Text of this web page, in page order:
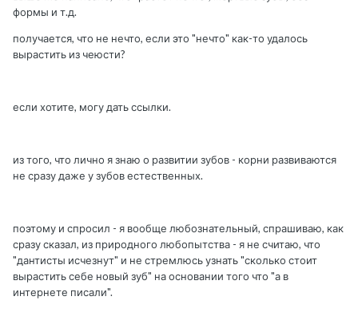
формы и т.д.
получается, что не нечто, если это "нечто" как-то удалось
вырастить из чеюсти?
если хотите, могу дать ссылки.
из того, что лично я знаю о развитии зубов - корни развиваются
не сразу даже у зубов естественных.
поэтому и спросил - я вообще любознательный, спрашиваю, как
сразу сказал, из природного любопытства - я не считаю, что
"дантисты исчезнут" и не стремлюсь узнать "сколько стоит
вырастить себе новый зуб" на основании того что "а в
интернете писали".